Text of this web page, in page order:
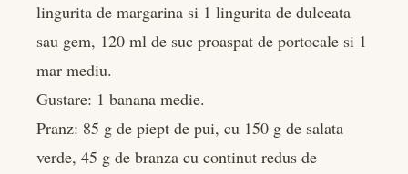
lingurita de margarina si 1 lingurita de dulceata
sau gem, 120 ml de suc proaspat de portocale si 1
mar mediu.
Gustare: 1 banana medie.
Pranz: 85 g de piept de pui, cu 150 g de salata
verde, 45 g de branza cu continut redus de